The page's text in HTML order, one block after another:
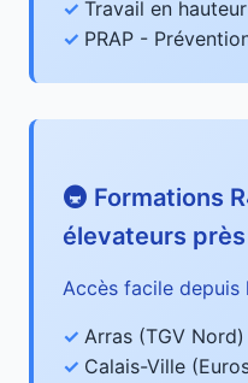
Travail en
PRAP -
🚇 Formations
élevateurs
Accès facile depuis
Arras (TGV Nord)
Calais-Ville